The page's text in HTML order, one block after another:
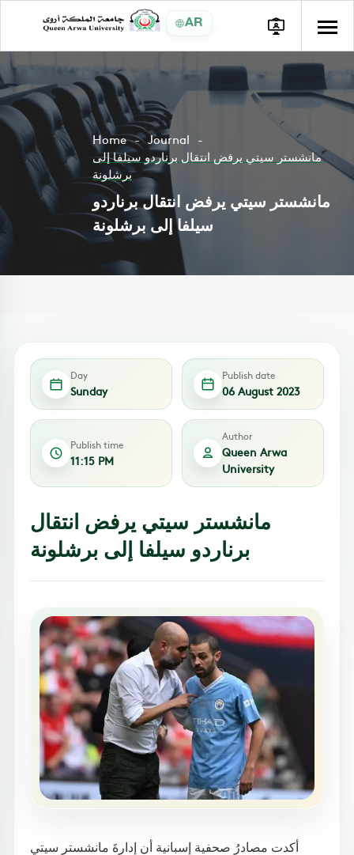
AR
Home
Journal
مانشستر سيتي يرفض انتقال برناردو سيلفا إلى
برشلونة
مانشستر سيتي يرفض انتقال برناردو
سيلفا إلى برشلونة
Day
Sunday
Publish date
06 August 2023
Publish time
11:15 PM
Author
Queen Arwa
University
مانشستر سيتي يرفض انتقال
برناردو سيلفا إلى برشلونة
أكدت مصادرُ صحفية إسبانية أن إدارةَ مانشستر سيتي